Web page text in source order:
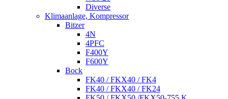
Diverse
Klimaanlage, Kompressor
Bitzer
4N
4PFC
F400Y
F600Y
Bock
FK40 / FKX40 / FK4
FK40 / FKX40 / FK24